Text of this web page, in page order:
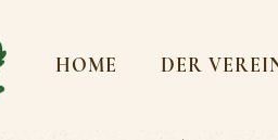
HOME DER